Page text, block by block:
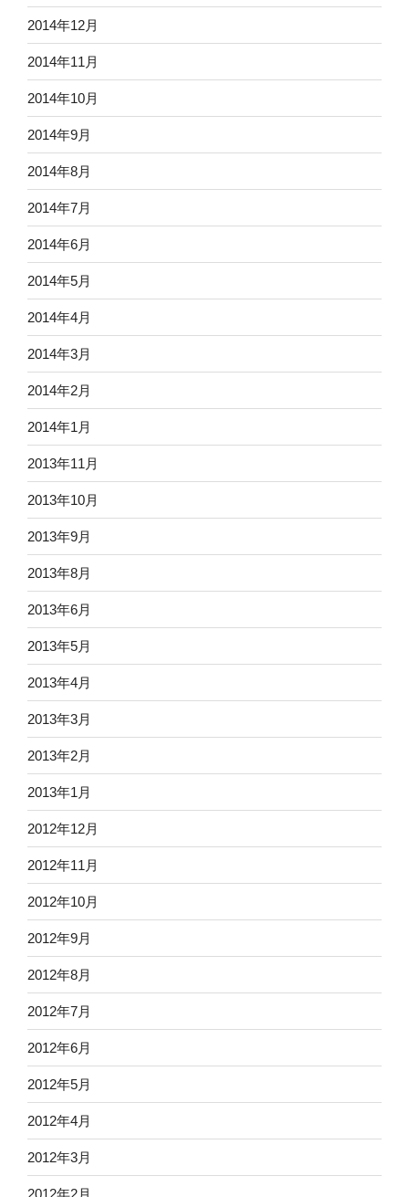
2014年12月
2014年11月
2014年10月
2014年9月
2014年8月
2014年7月
2014年6月
2014年5月
2014年4月
2014年3月
2014年2月
2014年1月
2013年11月
2013年10月
2013年9月
2013年8月
2013年6月
2013年5月
2013年4月
2013年3月
2013年2月
2013年1月
2012年12月
2012年11月
2012年10月
2012年9月
2012年8月
2012年7月
2012年6月
2012年5月
2012年4月
2012年3月
2012年2月